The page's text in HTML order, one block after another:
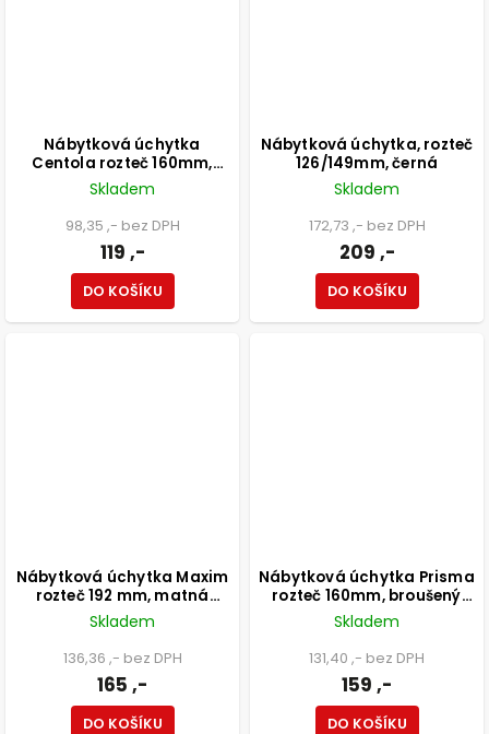
Nábytková úchytka
Centola rozteč 160mm,
aluminium, matná černá
Skladem
98,35 ,- bez DPH
119 ,-
DO KOŠÍKU
Nábytková úchytka, rozteč
126/149mm, černá
Skladem
172,73 ,- bez DPH
209 ,-
DO KOŠÍKU
Nábytková úchytka Maxim
rozteč 192 mm, matná
černá
Skladem
136,36 ,- bez DPH
165 ,-
DO KOŠÍKU
Nábytková úchytka Prisma
rozteč 160mm, broušený
saténový nikl
Skladem
131,40 ,- bez DPH
159 ,-
DO KOŠÍKU